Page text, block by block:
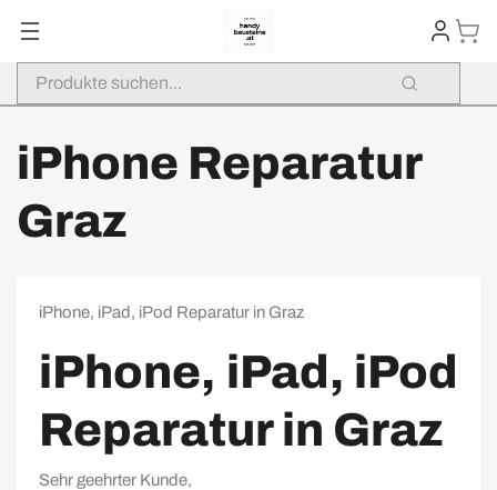
iPhone Reparatur
Graz
iPhone, iPad, iPod Reparatur in Graz
iPhone, iPad, iPod
Reparatur in Graz
Sehr geehrter Kunde,